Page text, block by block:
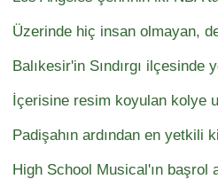
Üzerinde hiç insan olmayan,
Balıkesir'in Sındırgı ilçesinde
İçerisine resim koyulan kolye
Padişahın ardından en yetkili
High School Musical'ın başrol